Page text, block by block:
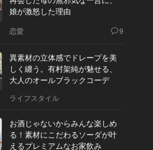
娘が激怒した理由
恋愛 9
異素材の立体感でドレープを美
しく纏う。有村架純が魅せる、
大人のオールブラックコーデ
ライフスタイル
お酒じゃないからみんな楽しめ
る！素材にこだわるソーダが叶
えるプレミアムなお家飲み